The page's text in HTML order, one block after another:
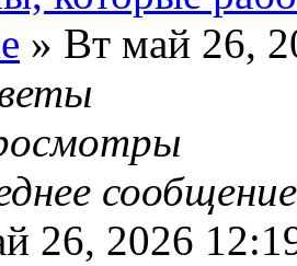
» Вт май 26,
26, 2026